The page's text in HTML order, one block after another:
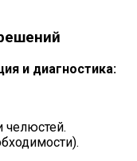
и диагностика:
челюстей.